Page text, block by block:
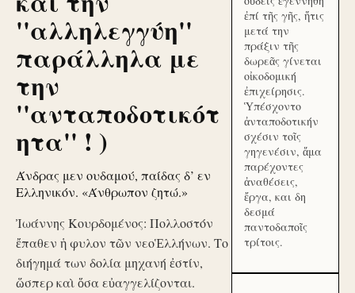
''αλληλεγγύη''
παράλληλα με
την
''ανταποδοτικότ
ητα'' ! )
Άνδρας μεν ουδαμού, παίδας δ’ εν
Ελληνικόν. «Άνθρωπον ζητώ.»
Ἰωάννης Κουρδομένος: Πολλοστόν
ἔπαθεν ἡ φυλον τῶν νεοἙλλήνων. Το
διήγημά των δολία μηχανή ἐστίν,
ὥσπερ καὶ ὅσα εὐαγγελίζονται.
ἐπί τῆς γῆς, ἥτις
μετά την
πράξιν τῆς
δωρεᾶς γίνεται
οἰκοδομική
ἐπιχείρησις.
Ὑπέσχοντο
ἀνταποδοτικήν
σχέσιν τοῖς
γηγενέσιν, ἅμα
παρέχοντες
ἀναθέσεις,
ἔργα, και δη
δεσμά
παντοδαποῖς
τρίτοις.